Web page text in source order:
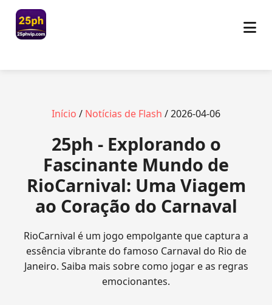
Início / Notícias de Flash / 2026-04-06
25ph - Explorando o
Fascinante Mundo de
RioCarnival: Uma Viagem
ao Coração do Carnaval
RioCarnival é um jogo empolgante que captura a
essência vibrante do famoso Carnaval do Rio de
Janeiro. Saiba mais sobre como jogar e as regras
emocionantes.